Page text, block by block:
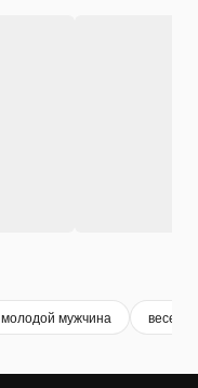
молодой мужчина веселье